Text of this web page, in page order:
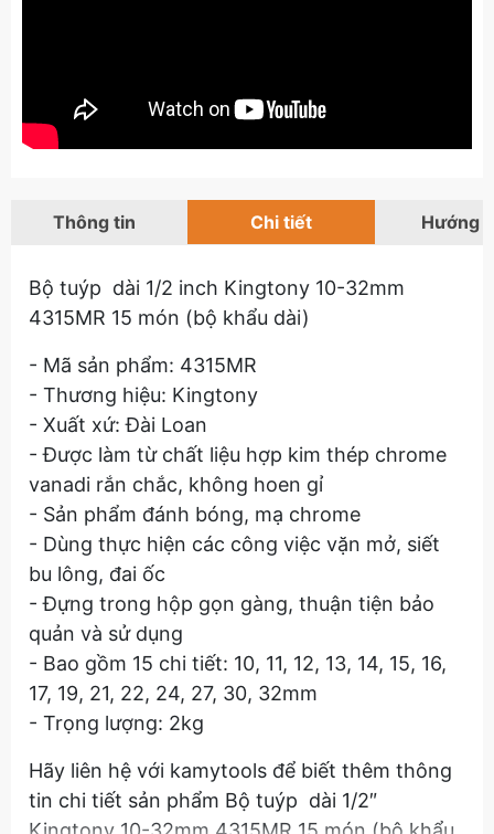
Thông tin Chi tiết Hướng
Bộ tuýp dài 1/2 inch Kingtony 10-32mm
4315MR 15 món (bộ khẩu dài)
- Mã sản phẩm: 4315MR
- Thương hiệu: Kingtony
- Xuất xứ: Đài Loan
- Được làm từ chất liệu hợp kim thép chrome
vanadi rắn chắc, không hoen gỉ
- Sản phẩm đánh bóng, mạ chrome
- Dùng thực hiện các công việc vặn mở, siết
bu lông, đai ốc
- Đựng trong hộp gọn gàng, thuận tiện bảo
quản và sử dụng
- Bao gồm 15 chi tiết: 10, 11, 12, 13, 14, 15, 16,
17, 19, 21, 22, 24, 27, 30, 32mm
- Trọng lượng: 2kg
Hãy liên hệ với kamytools để biết thêm thông
tin chi tiết sản phẩm Bộ tuýp dài 1/2″